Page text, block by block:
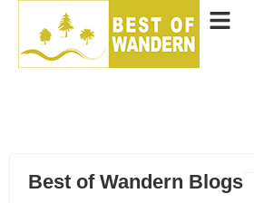
Best of Wandern Blogs